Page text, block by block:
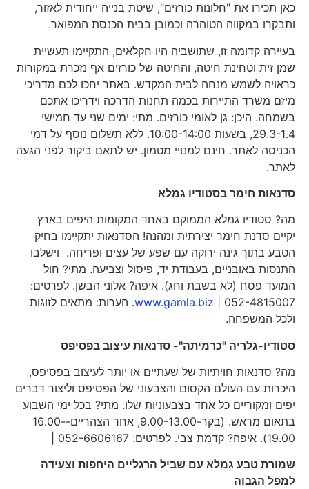
כאן תכירו את "חלונות כורזים", שיטת בנייה ייחודית לאזור,
ותבקרו במקווה הטוהרה וכמובן בבית הכנסת המפואר.
בעיירה קדומה זו, שתושביה היו חקלאים, התקיימו תעשיית
שמן זית וטחינת חיטה, והחיטה של כורזים אף נזכרת במקורות
כראויה לשמש מנחה לבית המקדש. באתר יחכו לכם מדריכי
מיזם משרד התיירות בכמה תחנות הדרכה וידריכו אתכם
בשמחה. היכן: גן לאומי כורזים. מתי: ימים שני עד חמישי
29.3-1.4, בשעות 10:00-14:00. ללא תשלום נוסף על דמי
הכניסה לאתר. חינם למנויי מטמון. יש לתאם ביקור לפני הגעה
לאתר.
סדנאות חימר בסטודיו גמלא
מה? סטודיו גמלא הממוקם באחד המקומות היפים בארץ
יקיים סדנת חימר יצירתית ומהנה! הסדנאות יתקיימו בחיק
הטבע בתוך גינה ירוקה עם שפע של עצים ופריחה. וישלבו
התנסות באובניים, בעבודת יד, פיסול וצביעה. מתי? חול
המועד פסח (לא בשבת וחג). איפה? אלוני הבשן. לפרטים:
052-4815007 |
www.gamla.biz. הערות: מתאים לזוגות
ולכל המשפחה.
סטודיו-גלריה "כרמיתה"- סדנאות עיצוב בפסיפס
מה? סדנאות חויתיות של שעתיים או יותר לעיצוב בפסיפס,
היכרות עם העולם הקסום והצבעוני של הפסיפס וליצור דברים
יפים ומקוריים כל אחד בצבעוניות שלו. מתי? בכל ימי השבוע
בתאום מראש. (בקר-9.00-13.00, אחר הצהריים-16.00-
19.00). איפה? קדמת צבי. לפרטים: 052-6606167 |
שמורת טבע גמלא עם שביל הרגליים היחפות וצעידה
למפל הגבוה